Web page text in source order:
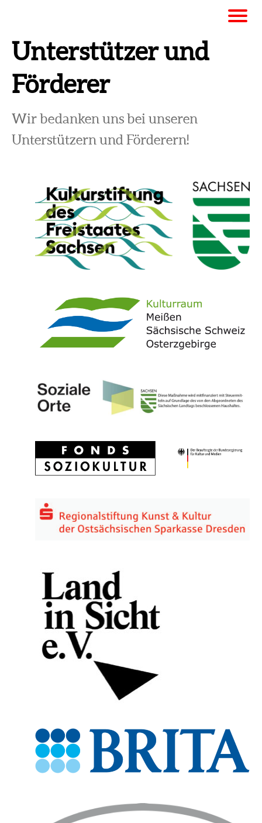
Unterstützer und
Förderer
Wir bedanken uns bei unseren
Unterstützern und Förderern!